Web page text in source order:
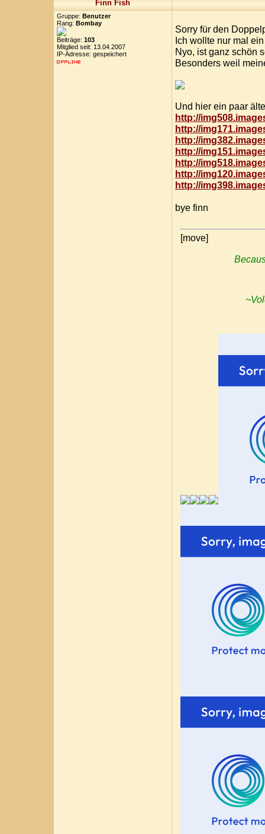
Finn Fish
Gruppe: Benutzer
Rang: Bombay
Beiträge: 103
Mitglied seit: 13.04.2007
IP-Adresse: gespeichert
Sorry für den
Ich wollte nur mal
Nyo, ist ganz schön
Besonders weil
Und hier ein paar
http://
http://
http://
http://
http://
http://
http://
bye finn
[move]